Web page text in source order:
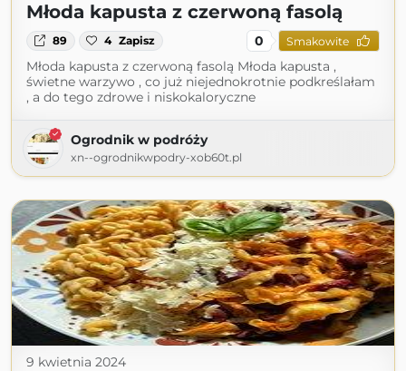
Młoda kapusta z czerwoną fasolą
89 4 Zapisz 0 Smakowite
Młoda kapusta z czerwoną fasolą Młoda kapusta ,
świetne warzywo , co już niejednokrotnie podkreślałam
, a do tego zdrowe i niskokaloryczne
Ogrodnik w podróży
xn--ogrodnikwpodry-xob60t.pl
9 kwietnia 2024